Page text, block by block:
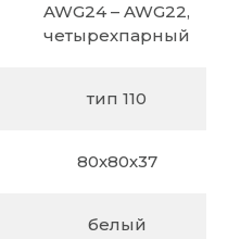
AWG24 – AWG22,
четырехпарный
тип 110
80х80х37
белый